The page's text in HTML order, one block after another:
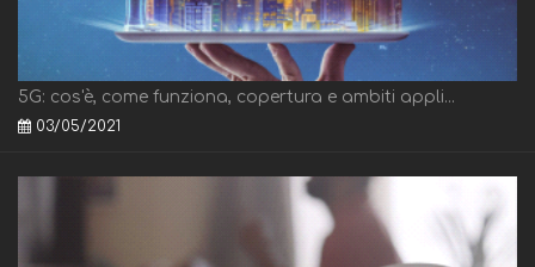
5G: cos'è, come funziona, copertura e ambiti appli...
03/05/2021